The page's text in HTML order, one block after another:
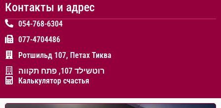
Контакты и адрес
054-768-6304
077-4704486
Ротшильд 107, Петах Тиква
רוטשילד 107, פתח תקווה
Калькулятор счастья